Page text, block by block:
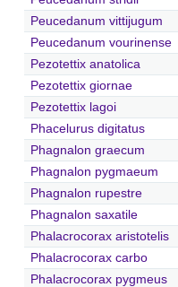
Peucedanum vittijugum
Peucedanum vourinense
Pezotettix anatolica
Pezotettix giornae
Pezotettix lagoi
Phacelurus digitatus
Phagnalon graecum
Phagnalon pygmaeum
Phagnalon rupestre
Phagnalon saxatile
Phalacrocorax aristotelis
Phalacrocorax carbo
Phalacrocorax pygmeus